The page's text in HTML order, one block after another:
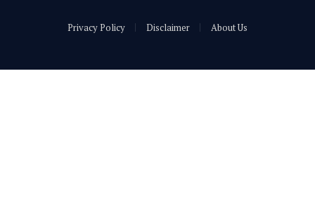
Privacy Policy Disclaimer About Us